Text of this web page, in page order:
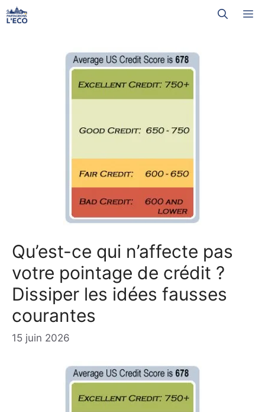
Aller
au
Qu’est-ce qui n’affecte pas
votre pointage de crédit ?
Dissiper les idées fausses
courantes
15 juin 2026